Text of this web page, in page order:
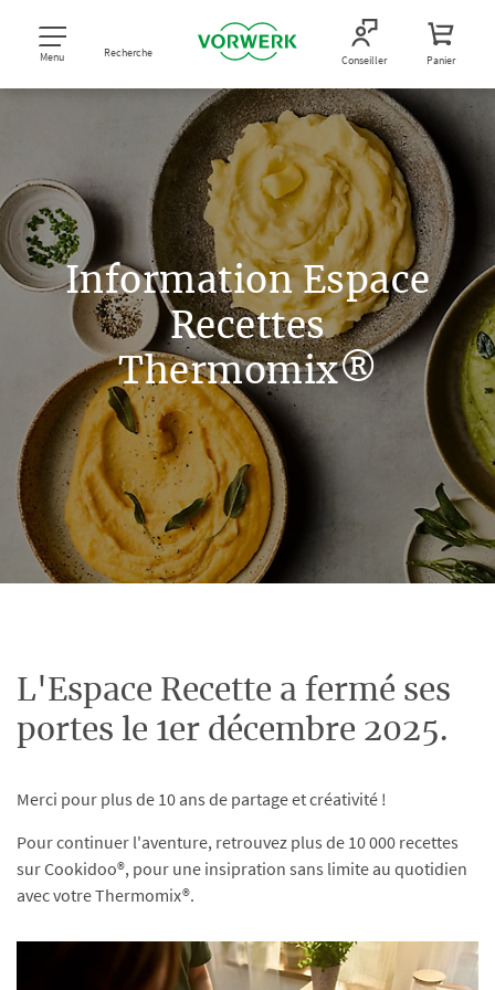
Menu Recherche Conseiller Panier
Information Espace
Recettes
Thermomix®
L'Espace Recette a fermé ses
portes le 1er décembre 2025.
Merci pour plus de 10 ans de partage et créativité !
Pour continuer l'aventure, retrouvez plus de 10 000 recettes
sur Cookidoo®, pour une insipration sans limite au quotidien
avec votre Thermomix®.